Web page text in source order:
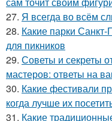
27. Я всегда во всём
28. Какие парки
для пикников
29. Советы и секреты
мастеров: ответы на
30. Какие фестивали
когда лучше их
31. Какие